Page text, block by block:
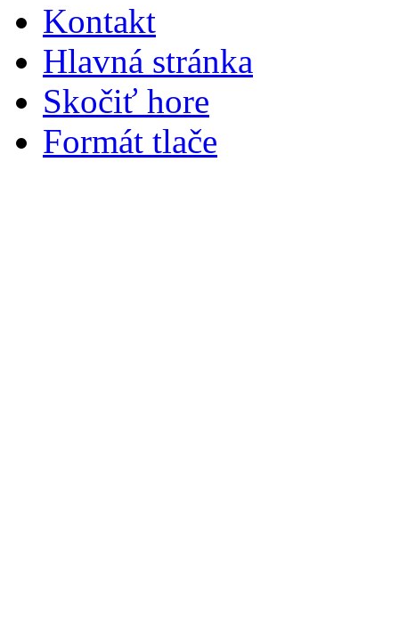
Kontakt
Hlavná stránka
Skočiť hore
Formát tlače